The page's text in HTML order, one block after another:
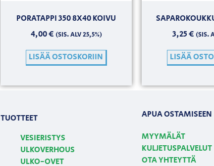
PORATAPPI 350 8X40 KOIVU
4,00€ (SIS. ALV 25,5%)
LISÄÄ OSTOSKORIIN
3,25€ (SIS.
LISÄÄ
TUOTTEET
VESIERISTYS
ULKOVERHOUS
ULKO-OVET
APUA OSTAMISEEN
MYYMÄLÄT
KULJETUSPALVELUT
OTA YHTEYTTÄ